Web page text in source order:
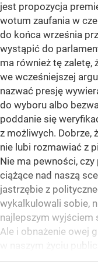
jest propozycja
wotum zaufania w
do końca września
wystąpić do
ma również tę zaletę,
we wcześniejszej
nazwać presję
do wyboru albo
poddanie się
z możliwych. Dobrze,
nie lubi rozmawiać z
Nie ma pewności,
ciążące nad naszą
jastrzębie z
wykalkulowali sobie,
najlepszym wyjściem
Ale i obnażenie owej